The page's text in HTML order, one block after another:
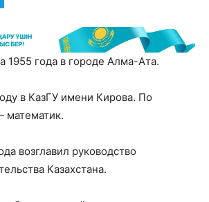
1955 года в городе Алма-Ата.
в КазГУ имени Кирова. По
математик.
возглавил руководство
Казахстана.